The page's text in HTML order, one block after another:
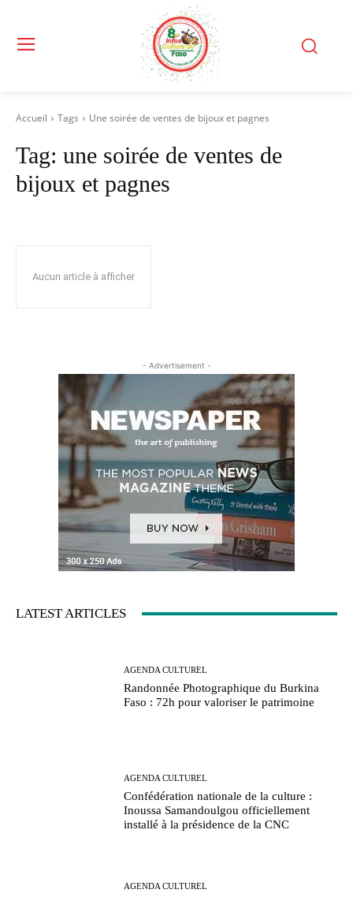
Accueil Tags Une soirée de ventes de bijoux et pagnes
Tag: une soirée de ventes de
bijoux et pagnes
Aucun article à afficher
- Advertisement -
LATEST ARTICLES
AGENDA CULTUREL
Randonnée Photographique du Burkina
Faso : 72h pour valoriser le patrimoine
AGENDA CULTUREL
Confédération nationale de la culture :
Inoussa Samandoulgou officiellement
installé à la présidence de la CNC
AGENDA CULTUREL